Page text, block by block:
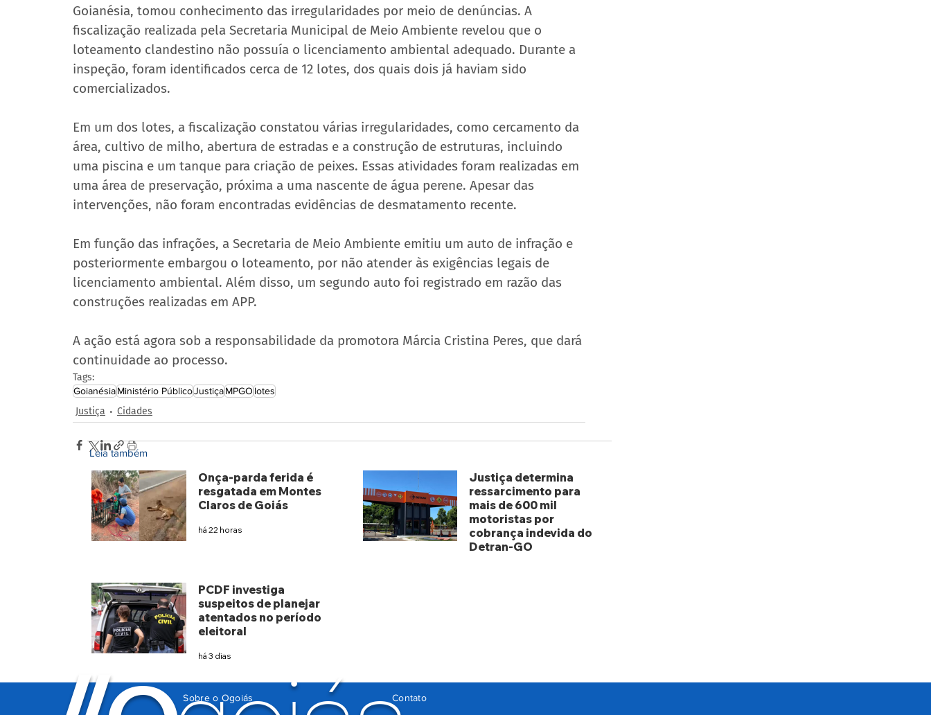
Goianésia, tomou conhecimento das irregularidades por meio de denúncias. A
fiscalização realizada pela Secretaria Municipal de Meio Ambiente revelou que o
loteamento clandestino não possuía o licenciamento ambiental adequado. Durante a
inspeção, foram identificados cerca de 12 lotes, dos quais dois já haviam sido
comercializados.
Em um dos lotes, a fiscalização constatou várias irregularidades, como cercamento da
área, cultivo de milho, abertura de estradas e a construção de estruturas, incluindo
uma piscina e um tanque para criação de peixes. Essas atividades foram realizadas em
uma área de preservação, próxima a uma nascente de água perene. Apesar das
intervenções, não foram encontradas evidências de desmatamento recente.
Em função das infrações, a Secretaria de Meio Ambiente emitiu um auto de infração e
posteriormente embargou o loteamento, por não atender às exigências legais de
licenciamento ambiental. Além disso, um segundo auto foi registrado em razão das
construções realizadas em APP.
A ação está agora sob a responsabilidade da promotora Márcia Cristina Peres, que dará
continuidade ao processo.
Tags:
GoianésiaMinistério PúblicoJustiçaMPGO lotes
Justiça Cidades
Leia também
Onça-parda ferida é
resgatada em Montes
Claros de Goiás
há 22 horas
Justiça determina
ressarcimento para
mais de 600 mil
motoristas por
cobrança indevida do
Detran-GO
PCDF investiga
suspeitos de planejar
atentados no período
eleitoral
há 3 dias
Contato
Sobre o Ogoiás